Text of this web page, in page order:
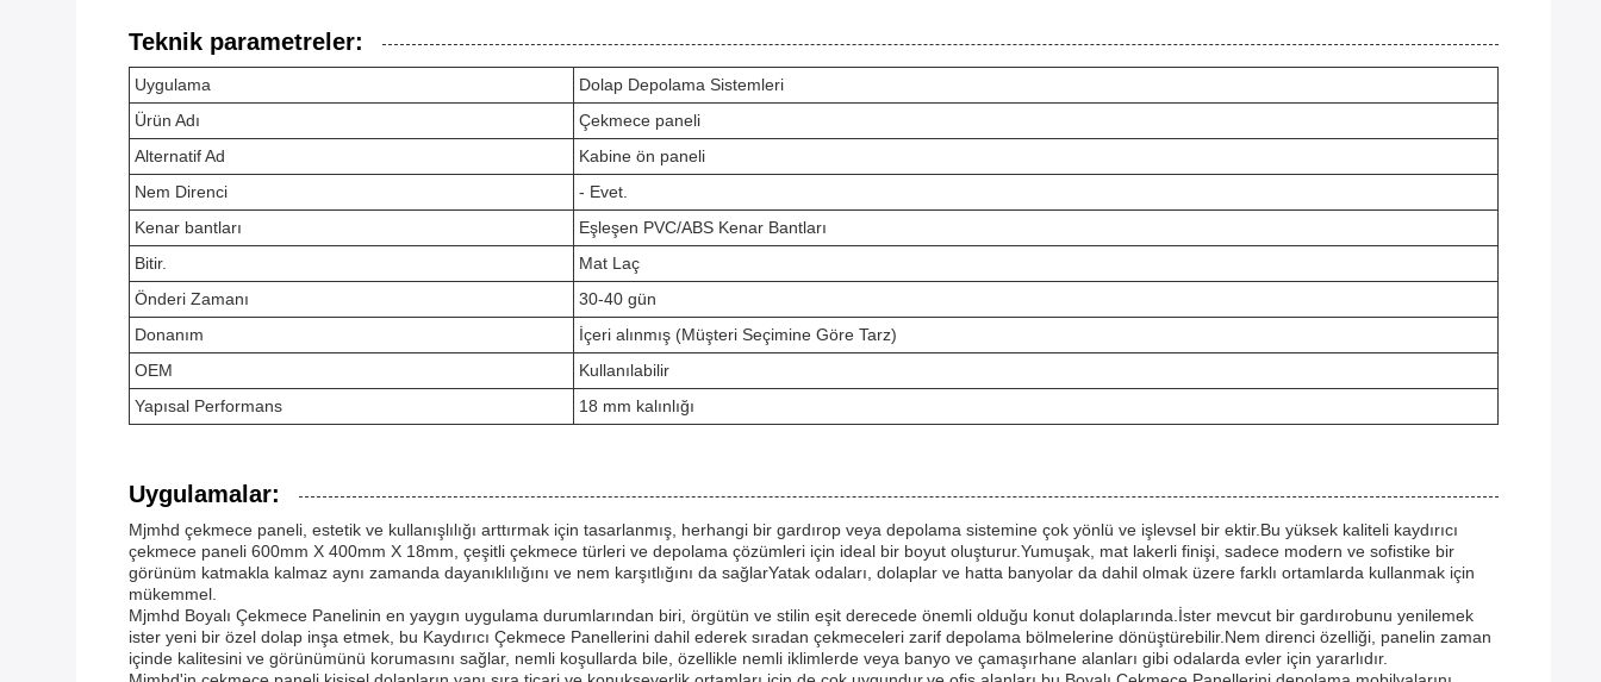
Teknik parametreler:
Uygulama
Dolap Depolama Sistemleri
Ürün Adı
Çekmece paneli
Alternatif Ad
Kabine ön paneli
Nem Direnci
- Evet.
Kenar bantları
Eşleşen PVC/ABS Kenar Bantları
Bitir.
Mat Laç
Önderi Zamanı
30-40 gün
Donanım
İçeri alınmış (Müşteri Seçimine Göre Tarz)
OEM
Kullanılabilir
Yapısal Performans
18 mm kalınlığı
Uygulamalar:
Mjmhd çekmece paneli, estetik ve kullanışlılığı arttırmak için tasarlanmış, herhangi bir gardırop veya depolama sistemine çok yönlü ve işlevsel bir ektir.Bu yüksek kaliteli kaydırıcı
çekmece paneli 600mm X 400mm X 18mm, çeşitli çekmece türleri ve depolama çözümleri için ideal bir boyut oluşturur.Yumuşak, mat lakerli finişi, sadece modern ve sofistike bir
görünüm katmakla kalmaz aynı zamanda dayanıklılığını ve nem karşıtlığını da sağlarYatak odaları, dolaplar ve hatta banyolar da dahil olmak üzere farklı ortamlarda kullanmak için
mükemmel.
Mjmhd Boyalı Çekmece Panelinin en yaygın uygulama durumlarından biri, örgütün ve stilin eşit derecede önemli olduğu konut dolaplarında.İster mevcut bir gardırobunu yenilemek
ister yeni bir özel dolap inşa etmek, bu Kaydırıcı Çekmece Panellerini dahil ederek sıradan çekmeceleri zarif depolama bölmelerine dönüştürebilir.Nem direnci özelliği, panelin zaman
içinde kalitesini ve görünümünü korumasını sağlar, nemli koşullarda bile, özellikle nemli iklimlerde veya banyo ve çamaşırhane alanları gibi odalarda evler için yararlıdır.